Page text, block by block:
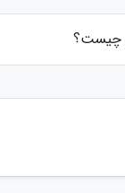
چیست؟